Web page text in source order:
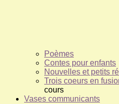
Poèmes
Contes pour enfants
Nouvelles et petits
Trois coeurs en
cours
Vases communicants